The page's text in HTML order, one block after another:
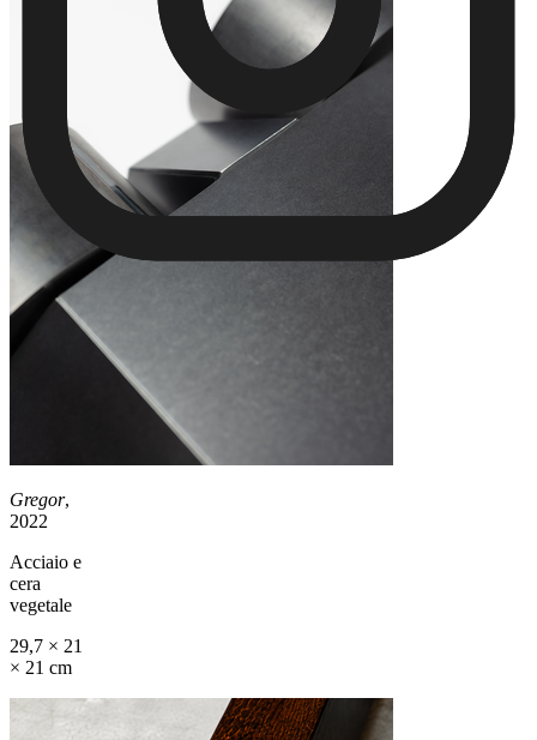
Gregor,
2022
Acciaio e
cera
vegetale
29,7 × 21
× 21 cm